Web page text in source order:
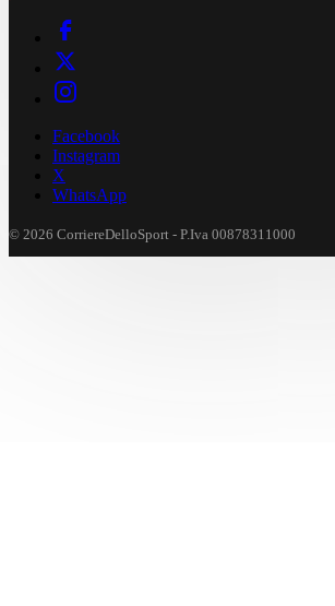
Facebook
Instagram
X
WhatsApp
© 2026 CorriereDelloSport - P.Iva 00878311000